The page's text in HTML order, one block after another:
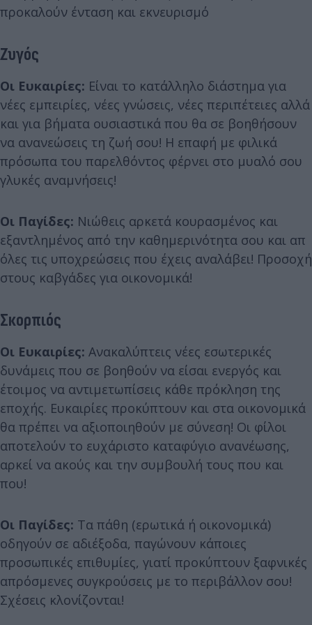
προκαλούν ένταση και εκνευρισμό
Ζυγός
Οι Ευκαιρίες: Είναι το κατάλληλο διάστημα για
νέες εμπειρίες, νέες γνώσεις, νέες περιπέτειες αλλά
και για βήματα ουσιαστικά που θα σε βοηθήσουν
να ανανεώσεις τη ζωή σου! Η επαφή με φιλικά
πρόσωπα του παρελθόντος φέρνει στο μυαλό σου
γλυκές αναμνήσεις!
Οι Παγίδες: Νιώθεις αρκετά κουρασμένος και
εξαντλημένος από την καθημερινότητα σου και απ
όλες τις υποχρεώσεις που έχεις αναλάβει! Προσοχή
στους καβγάδες για οικονομικά!
Σκορπιός
Οι Ευκαιρίες: Ανακαλύπτεις νέες εσωτερικές
δυνάμεις που σε βοηθούν να είσαι ενεργός και
έτοιμος να αντιμετωπίσεις κάθε πρόκληση της
εποχής. Ευκαιρίες προκύπτουν και στα οικονομικά
θα πρέπει να αξιοποιηθούν με σύνεση! Οι φίλοι
αποτελούν το ευχάριστο καταφύγιο ανανέωσης,
αρκεί να ακούς και την συμβουλή τους που και
που!
Οι Παγίδες: Τα πάθη (ερωτικά ή οικονομικά)
οδηγούν σε αδιέξοδα, παγώνουν κάποιες
προσωπικές επιθυμίες, γιατί προκύπτουν ξαφνικές
απρόσμενες συγκρούσεις με το περιβάλλον σου!
Σχέσεις κλονίζονται!